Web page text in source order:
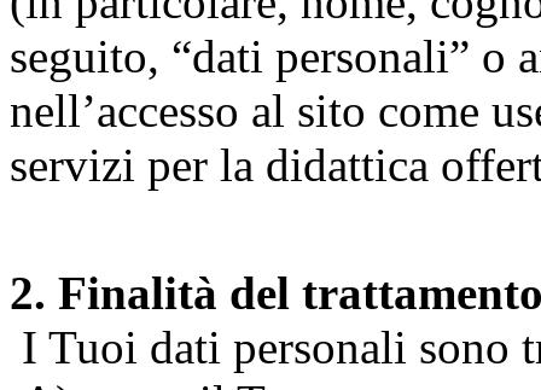
seguito, “dati personali” o
nell’accesso al sito come
servizi per la didattica
2. Finalità del
I Tuoi dati personali sono